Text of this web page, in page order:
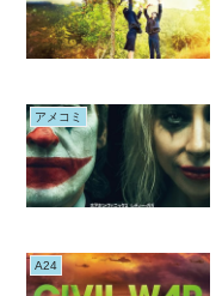
アメコミ
A24